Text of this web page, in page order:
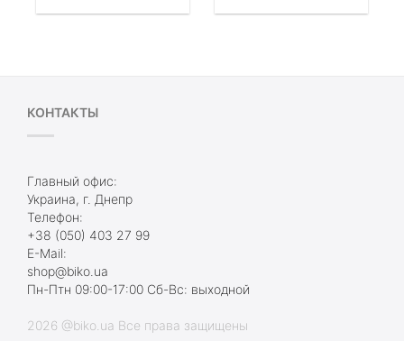
КОНТАКТЫ
Главный офис:
Украина, г. Днепр
Телефон:
+38 (050) 403 27 99
E-Mail:
shop@biko.ua
Пн-Птн 09:00-17:00 Сб-Вс: выходной
2026 @biko.ua Все права защищены